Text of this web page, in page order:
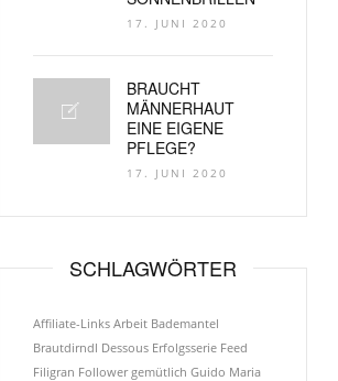
17. JUNI 2020
BRAUCHT
MÄNNERHAUT
EINE EIGENE
PFLEGE?
17. JUNI 2020
SCHLAGWÖRTER
Affiliate-Links Arbeit Bademantel
Brautdirndl Dessous Erfolgsserie Feed
Filigran Follower gemütlich Guido Maria